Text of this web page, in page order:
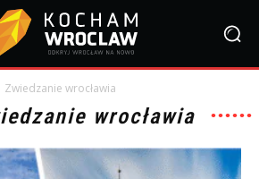
Zwiedzanie wrocławia
wrocławia